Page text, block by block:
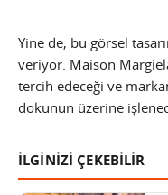
Yine de, bu görsel
veriyor. Maison
tercih edeceği ve
dokunun üzerine
İLGİNİZİ ÇEKEBİLİR